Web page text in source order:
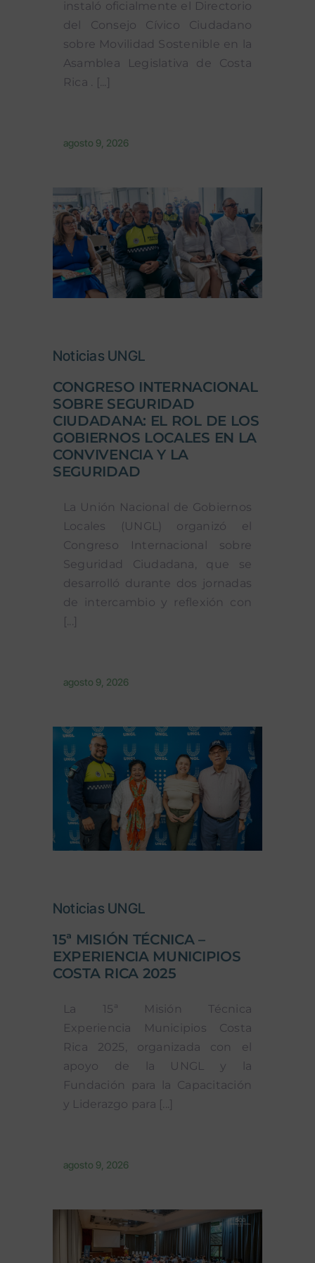
estratégica
instaló oficialmente el Directorio
del Consejo Cívico Ciudadano
sobre Movilidad Sostenible en la
Asamblea Legislativa de Costa
Rica . [...]
agosto 9, 2026
Noticias UNGL
CONGRESO INTERNACIONAL
SOBRE SEGURIDAD
CIUDADANA: EL ROL DE LOS
GOBIERNOS LOCALES EN LA
CONVIVENCIA Y LA
SEGURIDAD
La Unión Nacional de Gobiernos
Locales (UNGL) organizó el
Congreso Internacional sobre
Seguridad Ciudadana, que se
desarrolló durante dos jornadas
de intercambio y reflexión con
[...]
agosto 9, 2026
Noticias UNGL
15ª MISIÓN TÉCNICA –
EXPERIENCIA MUNICIPIOS
COSTA RICA 2025
La 15ª Misión Técnica
Experiencia Municipios Costa
Rica 2025, organizada con el
apoyo de la UNGL y la
Fundación para la Capacitación
y Liderazgo para [...]
agosto 9, 2026